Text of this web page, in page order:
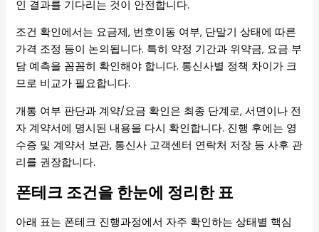
인 결과를 기다리는 것이 안전합니다.
조건 확인에서는 요금제, 번호이동 여부, 단말기 상태에 따른
가격 조정 등이 논의됩니다. 특히 약정 기간과 위약금, 요금 부
담 예측을 꼼꼼히 확인해야 합니다. 통신사별 정책 차이가 크
므로 비교가 필요합니다.
개통 여부 판단과 계약/요금 확인은 최종 단계로, 서면이나 전
자 계약서에 명시된 내용을 다시 확인합니다. 진행 후에는 영
수증 및 계약서 보관, 통신사 고객센터 연락처 저장 등 사후 관
리를 권장합니다.
폰테크 조건을 한눈에 정리한 표
아래 표는 폰테크 진행과정에서 자주 확인하는 상태별 핵심